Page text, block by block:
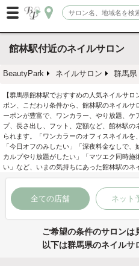
館林駅付近のネイルサロン
BeautyPark ネイルサロン 群馬県
【群馬県館林駅でおすすめの人気ネイルサ
ポン、こだわり条件から、館林駅のネイル
ーポンが豊富で、ワンカラー、やり放題、
プ、長さ出し、フット、定額など、館林駅
られます。「ワンカラーのオフィスネイルを
「今日オフのみしたい」「深夜料金なしで
カルプやり放題がしたい」「マツエク同時
い」など、いまの気持ちにあった館林駅のネ
全ての店舗 ネット
ご希望の条件のサロンは
以下は群馬県のネイルサ